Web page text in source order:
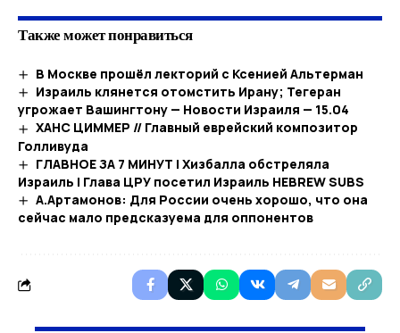
Также может понравиться
В Москве прошёл лекторий с Ксенией Альтерман
Израиль клянется отомстить Ирану; Тегеран
угрожает Вашингтону — Новости Израиля — 15.04
ХАНС ЦИММЕР // Главный еврейский композитор
Голливуда
ГЛАВНОЕ ЗА 7 МИНУТ | Хизбалла обстреляла
Израиль | Глава ЦРУ посетил Израиль HEBREW SUBS
А.Артамонов: Для России очень хорошо, что она
сейчас мало предсказуема для оппонентов